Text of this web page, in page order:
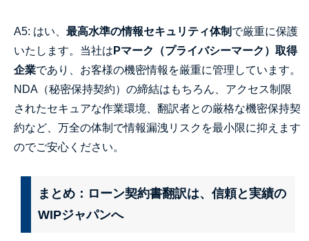
A5: はい、 最高水準の情報セキュリティ体制 で厳重に保護
いたします。当社は Pマーク（プライバシーマーク）取得
企業であり、お客様の機密情報を厳重に管理しています。
NDA（秘密保持契約）の締結はもちろん、アクセス制限
されたセキュアな作業環境、翻訳者との厳格な機密保持契
約など、万全の体制で情報漏洩リスクを最小限に抑えます
のでご安心ください。
まとめ：ローン契約書翻訳は、信頼と実績の
WIPジャパンへ